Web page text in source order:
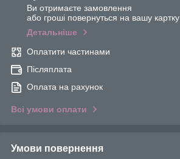
Ви отримаєте замовлення
або гроші повернуться на вашу картку
Детальніше
Оплатити частинами
Післяплата
Оплата на рахунок
Всі умови оплати
Умови повернення